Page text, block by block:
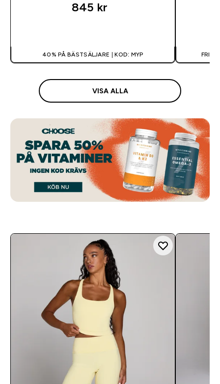
845 kr‎
40% PÅ BÄSTSÄLJARE | KOD: MYP FRI
VISA ALLA